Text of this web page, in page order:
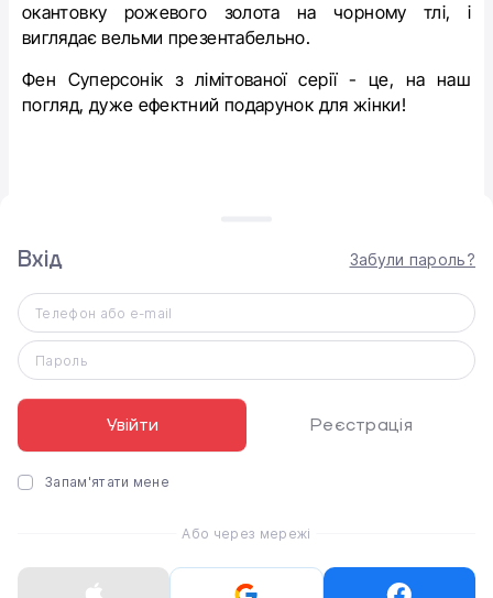
окантовку рожевого золота на чорному тлі, і
виглядає вельми презентабельно.
Фен Суперсонік з лімітованої серії - це, на наш
погляд, дуже ефектний подарунок для жінки!
Вхід Забули пароль?
Телефон або e-mail
Пароль
Увійти Реєстрація
Запам'ятати мене
Або через мережі